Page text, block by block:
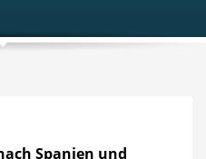
Spanien und